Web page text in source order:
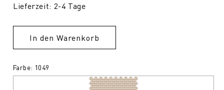
Lieferzeit: 2-4 Tage
In den Warenkorb
Farbe: 1049